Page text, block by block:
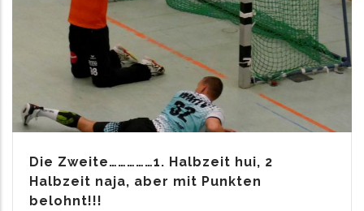
Die Zweite……………1. Halbzeit hui, 2
Halbzeit naja, aber mit Punkten
belohnt!!!